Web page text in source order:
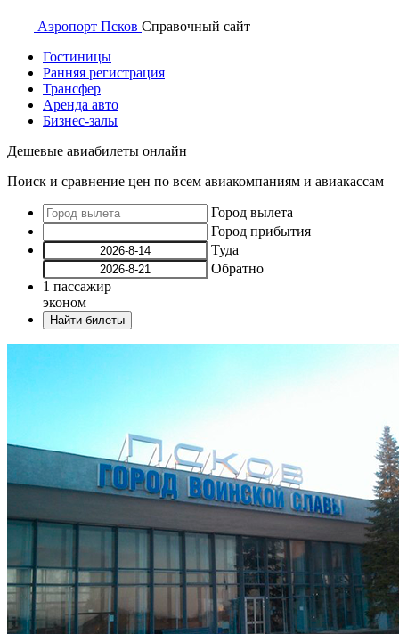
Аэропорт Псков Справочный сайт
Гостиницы
Ранняя регистрация
Трансфер
Аренда авто
Бизнес-залы
Дешевые авиабилеты онлайн
Поиск и сравнение цен по всем авиакомпаниям и авиакассам
Город вылета
Город прибытия
Туда
Обратно
1 пассажир
эконом
Найти билеты